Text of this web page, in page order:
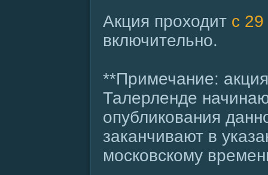
Акция проходит с
включительно.
**Примечание:
Талерленде
опубликования
заканчивают в
московскому